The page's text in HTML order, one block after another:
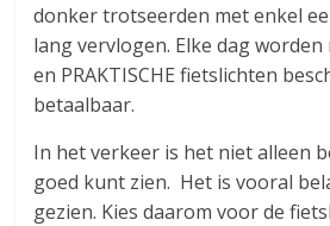
donker trotseerden met enkel
lang vervlogen. Elke dag worden
en PRAKTISCHE fietslichten
betaalbaar.
In het verkeer is het niet alleen
goed kunt zien. Het is vooral
gezien. Kies daarom voor de